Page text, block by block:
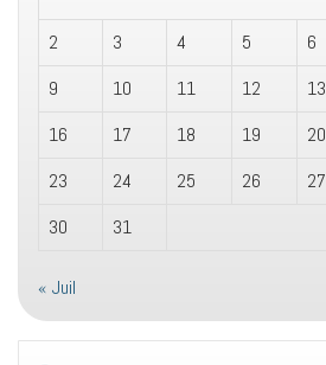
2
3 4 5 6
9
10 11 12 13
16
17 18 19 20
23
24 25 26 27
30
31
« Juil